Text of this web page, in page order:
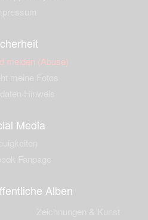
melden (Abuse)
Media
Alben